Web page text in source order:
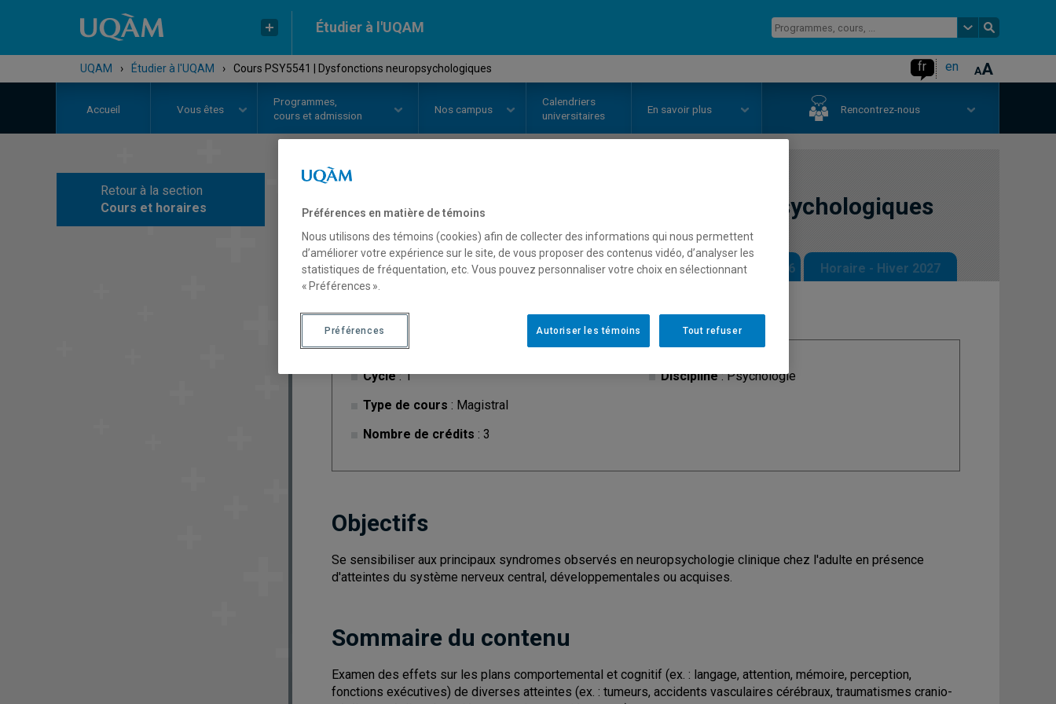
Étudier à l'UQAM
UQAM › Étudier à l'UQAM › Cours PSY5541 | Dysfonctions neuropsychologiques fr en
Accueil Vous êtes
Programmes,
cours et admission
Nos campus
Calendriers
universitaires
En savoir plus Rencontrez-nous
Retour à la section
Cours et horaires
COURS// PSY5541 Dysfonctions neuropsychologiques
Description Horaire - Été 2026 Horaire - Automne 2026 Horaire - Hiver 2027
Cycle: 1
Type de cours : Magistral
Nombre de crédits : 3
Discipline: Psychologie
Objectifs
Se sensibiliser aux principaux syndromes observés en neuropsychologie clinique chez l'adulte en présence
d'atteintes du système nerveux central, développementales ou acquises.
Sommaire du contenu
Examen des effets sur les plans comportemental et cognitif (ex. : langage, attention, mémoire, perception,
fonctions exécutives) de diverses atteintes (ex. : tumeurs, accidents vasculaires cérébraux, traumatismes cranio-
Préférences en matière de témoins
Nous utilisons des témoins (cookies) afin de collecter des informations qui nous permettent
d’améliorer votre expérience sur le site, de vous proposer des contenus vidéo, d’analyser les
statistiques de fréquentation, etc. Vous pouvez personnaliser votre choix en sélectionnant
« Préférences ».
Tout refuser
Autoriser les témoins
Préférences